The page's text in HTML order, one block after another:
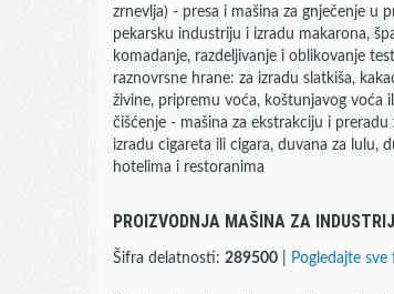
zrnevlja) - presa i mašina za gnječenje u
pekarsku industriju i izradu makarona,
komadanje, razdeljivanje i oblikovanje
raznovrsne hrane: za izradu slatkiša,
živine, pripremu voća, koštunjavog voća
čišćenje - mašina za ekstrakciju i
izradu cigareta ili cigara, duvana za lulu,
hotelima i restoranima
PROIZVODNJA MAŠINA ZA
Šifra delatnosti: 289500 Pogledajte